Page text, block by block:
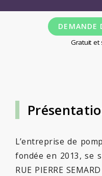
DEMANDE
Gratuit et
L’entreprise de
fondée en 2013, se
RUE PIERRE